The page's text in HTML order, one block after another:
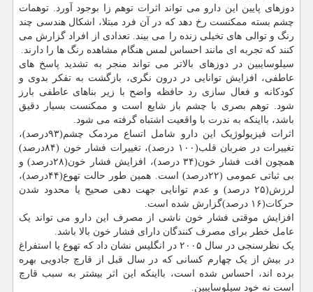
دوزهای پایین این دارو می تواند اثرات توهم زا بوجود آورد. توهمات
چشم بسته ممکنست رخ دهد که در آن فرد مبتلا، اشکال هندسی چند
رنگ و توالی های تخیلی زنده را می بیند. تعدادی از افراد گزارش می
کنند که تجربه ای مانند احساس لمس هنگام مشاهده رنگ ها را دارند.
سیلوسایبین در دوزهای بالاتر می تواند منجر به تشدید پاسخ های
عاطفی، افزایش توانایی در درون نگری، بازگشت به تفکر بدوی و
کودکانه و فعال سازی رد حافظه واضح با زیر بناهای عاطفی بارز
شود. توهم بصری با چشم باز شایع است و ممکنست بسیار دقیق
باشد، بااینکه به ندرت با واقعیت اشتباه گرفته می شود.
اثرات فیزیولوژیک این دارو شامل اتساع مردمک چشم(۹۳درصد)،
تغییرات در ضربان قلب(۱۰۰ درصد)، تغییرات فشار خون (۸۴درصد)
همچون افت فشار خون(۳۴ درصد)، افزایش فشار خون(۲۸درصد) و
بی ثباتی عمومی (۲۲درصد) است. همین طور حالت تهوع(۴۴درصد)،
لرزش(۲۵ درصد) و عدم توانایی جهت دهی صحیح یا محدود شدن
حرکات(۱۶ درصد)گزارش شده است.
افزایش موقتی فشار خون ناشی از مصرف این دارو می تواند یک
عامل خطر برای مصرف کنندگان دارای فشار خون بالا باشد.
یک نظرسنجی در سال ۲۰۰۵ در انگلیس نشان داد که تهوع یا استفراغ
در بیش از یک چهارم کسانی که در سال قبل از قارچ جادویی بهره
برده اند، احساس شده است، بااینکه این اثر بیشتر به سبب قارچ
است نه خود سیلوسایبین.